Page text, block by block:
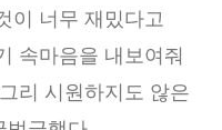
이 너무 재밌다고
속마음을 내보여줘
리 시원하지도 않은